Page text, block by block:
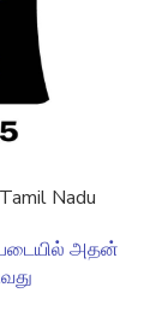
Nadu
அதன்